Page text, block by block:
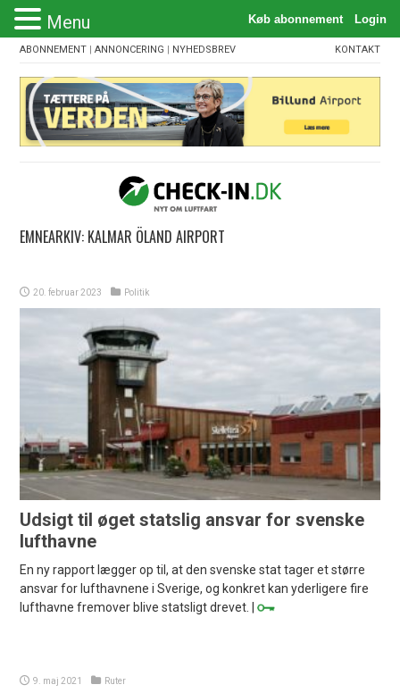
ABONNEMENT |ANNONCERING | NYHEDSBREV KONTAKT
EMNEARKIV: KALMAR ÖLAND AIRPORT
20. februar 2023 Politik
Udsigt til øget statslig ansvar for svenske
lufthavne
En ny rapport lægger op til, at den svenske stat tager et større
ansvar for lufthavnene i Sverige, og konkret kan yderligere fire
lufthavne fremover blive statsligt drevet. |
9. maj 2021 Ruter
Menu